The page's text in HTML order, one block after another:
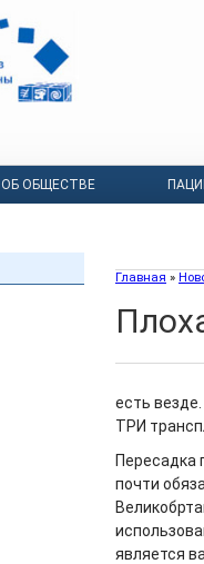
ОБ ОБЩЕСТВЕ
Главная »
есть
ТРИ
Пересадка
почти
является